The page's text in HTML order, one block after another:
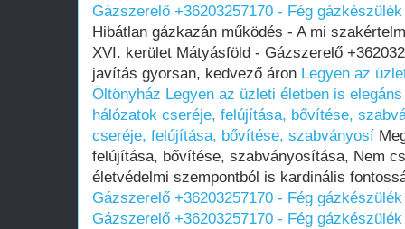
Gázszerelő +36203257170 - Fég
Hibátlan gázkazán működés - A mi
XVI. kerület Mátyásföld - Gázszerelő
javítás gyorsan, kedvező áron Legyen az
Öltönyház Legyen az üzleti életben is
hálózatok cseréje, felújítása, bővítése,
cseréje, felújítása, bővítése, szabványosí
felújítása, bővítése, szabványosítása, Nem
életvédelmi szempontból is kardinális
Gázszerelő +36203257170 - Fég
Gázszerelő +36203257170 - Fég